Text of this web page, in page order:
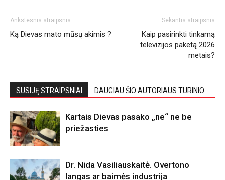
Ankstesnis straipsnis
Ką Dievas mato mūsų akimis ?
Sekantis straipsnis
Kaip pasirinkti tinkamą
televizijos paketą 2026
metais?
SUSIJĘ STRAIPSNIAI DAUGIAU ŠIO AUTORIAUS TURINIO
Kartais Dievas pasako „ne“ ne be
priežasties
Dr. Nida Vasiliauskaitė. Overtono
langas ar baimės industrija